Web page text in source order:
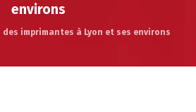
environs
des imprimantes à Lyon et ses environs